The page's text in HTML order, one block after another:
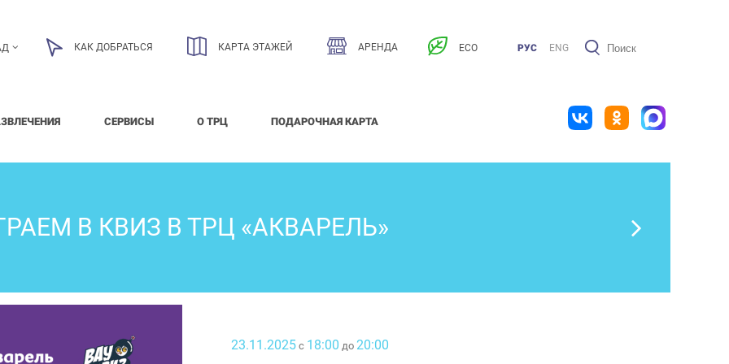
КАК ДОБРАТЬСЯ КАРТА ЭТАЖЕЙ АРЕНДА ECO РУС ENG
СЕРВИСЫ О ТРЦ ПОДАРОЧНАЯ КАРТА
В КВИЗ В ТРЦ «АКВАРЕЛЬ»
23.11.2025 с 18:00 до 20:00